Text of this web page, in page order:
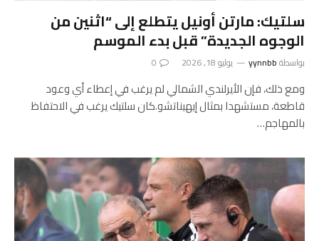
سلتيك: مارتن أونيل يتطلع إلى “اثنين من
الوجوه الجديدة” قبل بدء الموسم
بواسطةyynnbb يوليو 18, 2026 0
ومع ذلك، فإن الأيرلندي الشمالي لم يرغب في إعطاء أي وعود
قاطعة، مستشهدا بمثال إيهيناتشو.كان سلتيك يرغب في الاحتفاظ
بالمهاجم…